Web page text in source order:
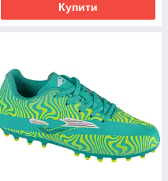
Купити